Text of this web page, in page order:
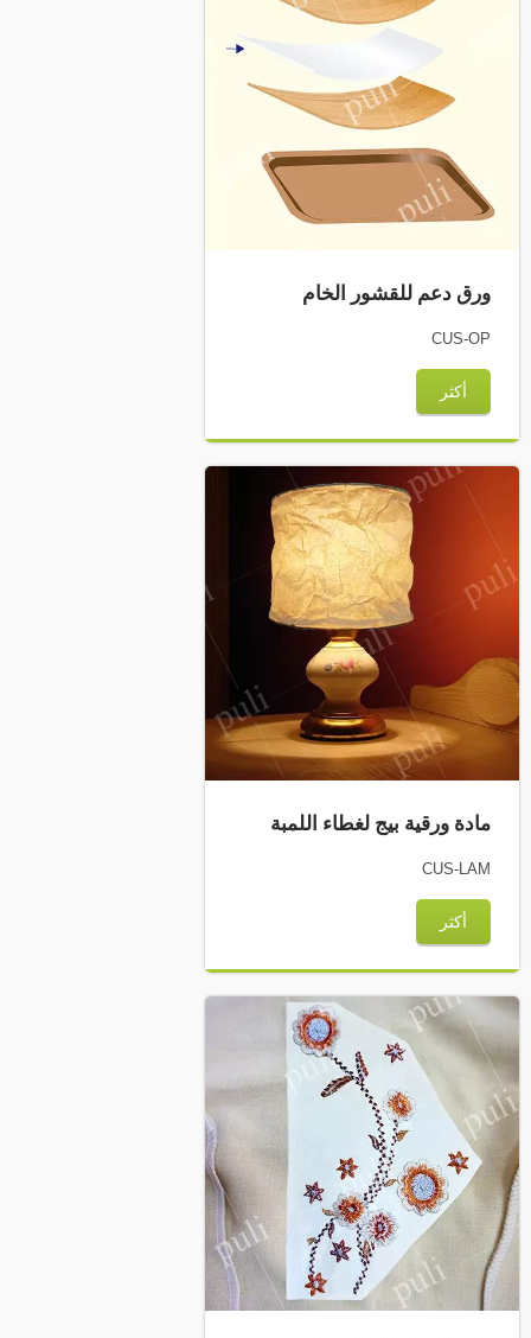
ورق دعم للقشور الخام
CUS-OP
أكثر
مادة ورقية بيج لغطاء اللمبة
CUS-LAM
أكثر